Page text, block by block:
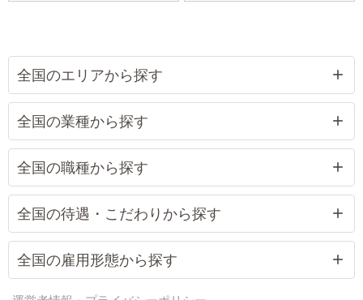
全国のエリアから探す
全国の業種から探す
全国の職種から探す
全国の待遇・こだわりから探す
全国の雇用形態から探す